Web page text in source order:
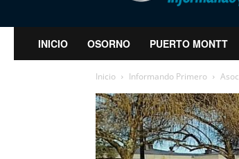
INICIO OSORNO PUERTO MONTT
Inicio Informando Primero